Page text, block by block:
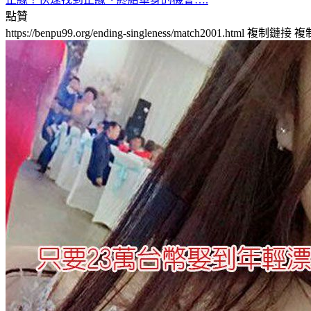
點贊
https://benpu99.org/ending-singleness/match2001.html 複制鏈接 複